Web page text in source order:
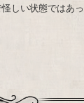
しい状態ではあっ